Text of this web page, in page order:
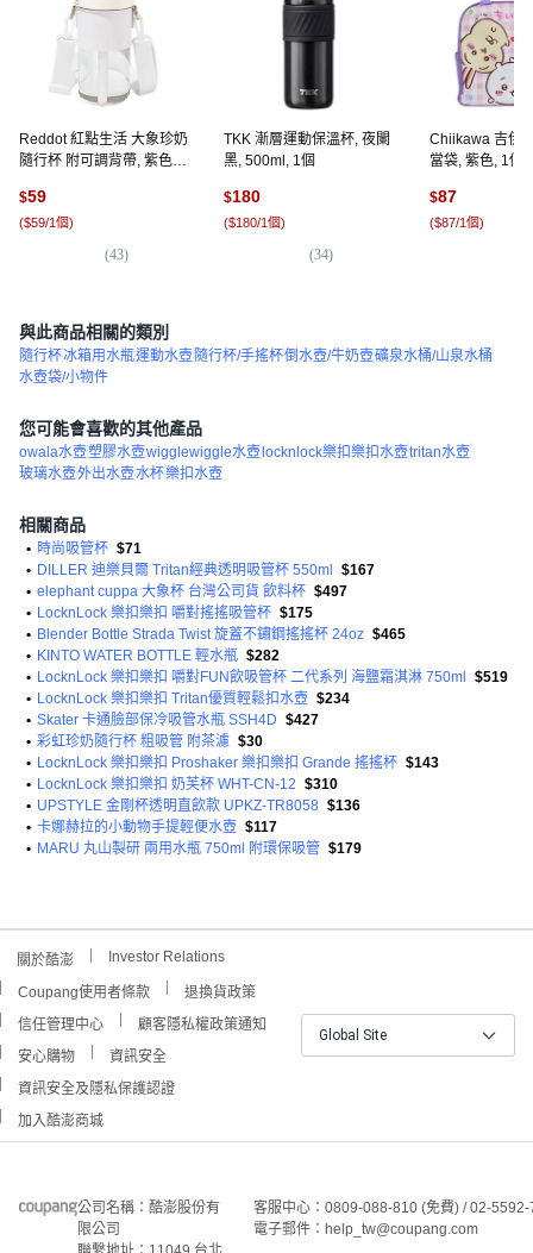
Reddot 紅點生活 大象珍奶
隨行杯 附可調背帶, 紫色,
$59
($59/1個)
(43)
TKK 漸層運動保溫杯, 夜闌
黑, 500ml, 1個
$180
($180/1個)
(34)
Chiikawa 吉伊
當袋, 紫色, 1個
$87
($87/1個)
與此商品相關的類別
隨行杯冰箱用水瓶運動水壺 隨行杯/手搖杯倒水壺/牛奶壺礦泉水桶/山泉水桶
水壺袋/小物件
您可能會喜歡的其他產品
owala水壺塑膠水壺wigglewiggle水壺 locknlock樂扣樂扣水壺tritan水壺
玻璃水壺外出水壺水杯樂扣水壺
相關商品
• 時尚吸管杯 $71
• DILLER 迪樂貝爾 Tritan經典透明吸管杯 550ml
$167
• elephant cuppa 大象杯 台灣公司貨 飲料杯 $497
• LocknLock 樂扣樂扣 嚼對搖搖吸管杯 $175
• Blender Bottle Strada Twist 旋蓋不鏽鋼搖搖杯 24oz $465
• KINTO WATER BOTTLE 輕水瓶 $282
• LocknLock 樂扣樂扣 嚼對FUN飲吸管杯 二代系列 海鹽霜淇淋 750ml
$519
• LocknLock 樂扣樂扣 Tritan優質輕鬆扣水壺 $234
• Skater 卡通臉部保冷吸管水瓶 SSH4D $427
• 彩虹珍奶隨行杯 粗吸管 附茶濾 $30
• LocknLock 樂扣樂扣 Proshaker 樂扣樂扣 Grande 搖搖杯 $143
• LocknLock 樂扣樂扣 奶芙杯 WHT-CN-12 $310
• UPSTYLE 金剛杯透明直飲款 UPKZ-TR8058 $136
• 卡娜赫拉的小動物手提輕便水壺 $117
• MARU 丸山製研 兩用水瓶 750ml 附環保吸管 $179
關於酷澎 Investor Relations
Coupang使用者條款
退換貨政策
信任管理中心
顧客隱私權政策通知
安心購物
資訊安全
資訊安全及隱私保護認證
加入酷澎商城
Global Site
公司名稱：酷澎股份有
限公司
客服中心：0809-088-810 (免費) / 02-
電子郵件：help_tw@coupang.com